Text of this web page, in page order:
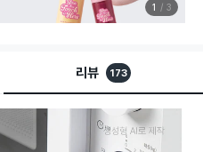
1 3
리뷰 173